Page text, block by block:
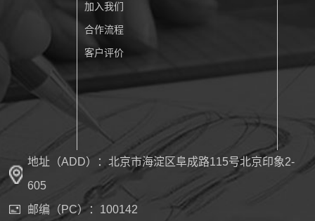
加入我们
合作流程
客户评价
地址（ADD）：北京市海淀区阜成路115号北京印象2-
605
邮编（PC）：100142